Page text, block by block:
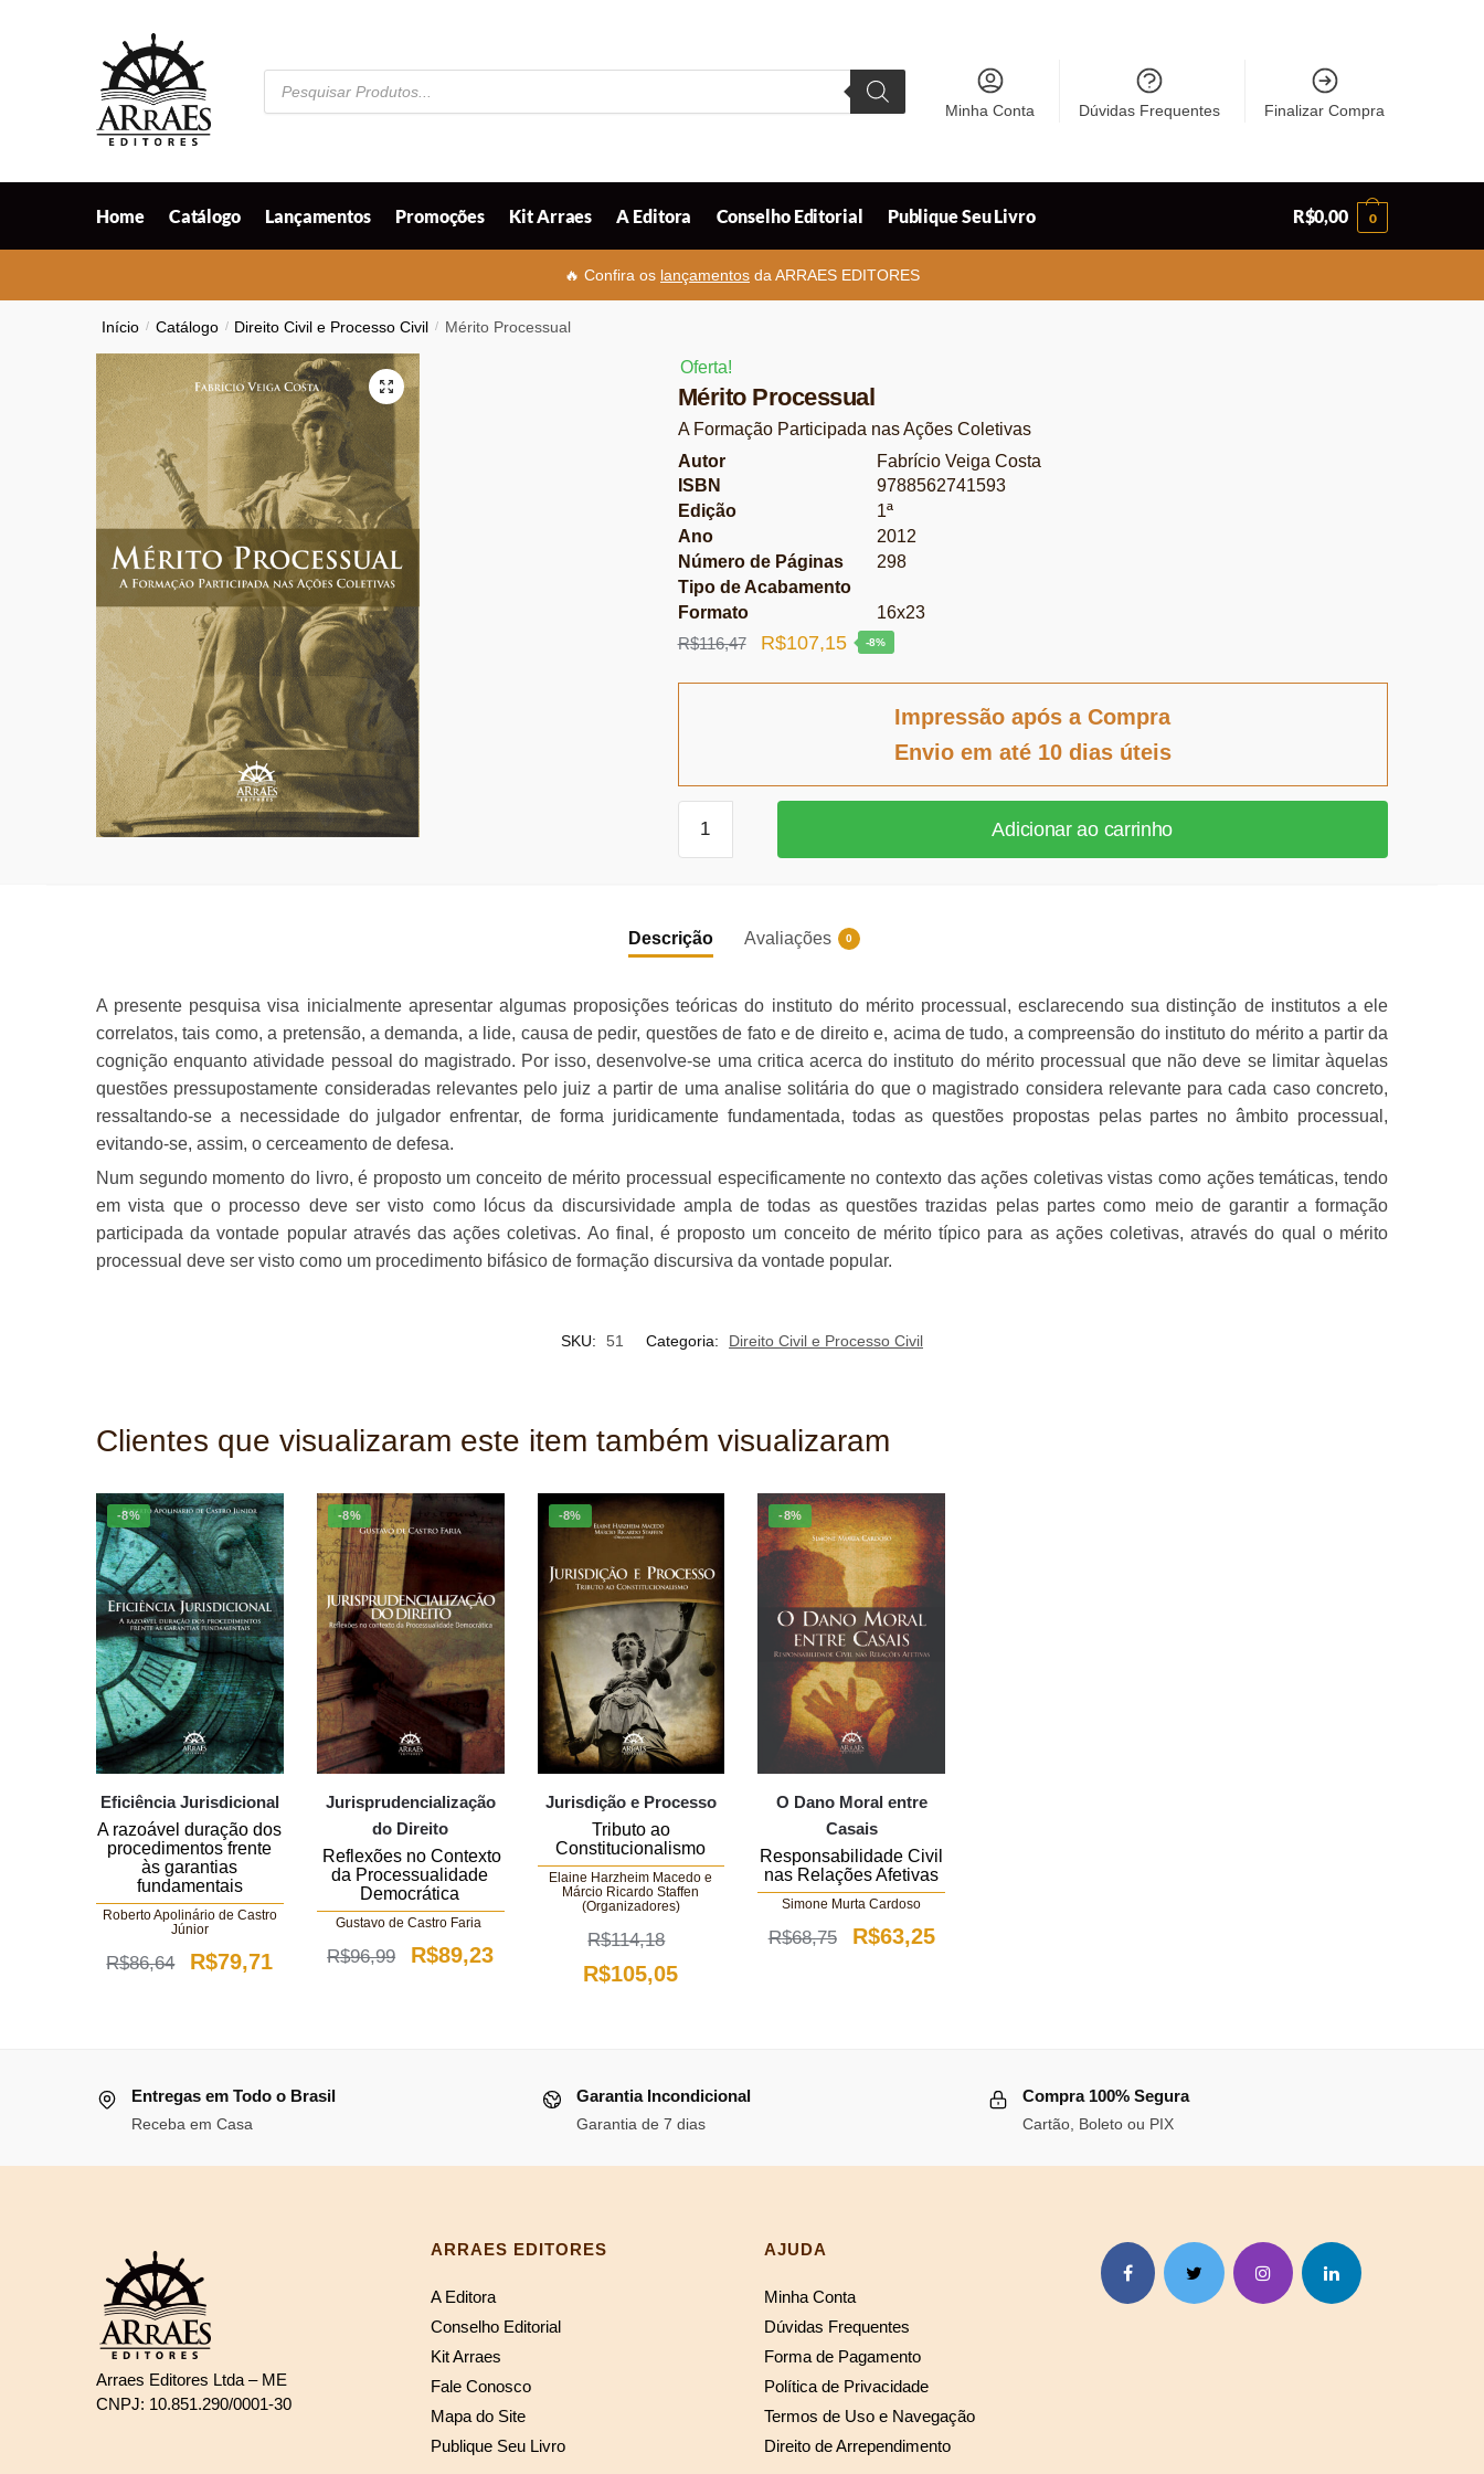
Pesquisar
produtos
Minha Conta Dúvidas Frequentes Finalizar Compra
Home Catálogo Lançamentos Promoções Kit Arraes A Editora Conselho Editorial Publique Seu Livro R$0,00 0
🔥 Confira os lançamentos da ARRAES EDITORES
Início / Catálogo / Direito Civil e Processo Civil / Mérito Processual
🔍
Oferta!
Mérito Processual
A Formação Participada nas Ações Coletivas
Autor
Fabrício Veiga Costa
ISBN
9788562741593
Edição
1ª
Ano
2012
Número de Páginas
298
Tipo de Acabamento
Formato
16x23
R$116,47
O
R$107,15O
-8%
Impressão após a Compra
Envio em até 10 dias úteis
Processual
Adicionar ao carrinho
Descrição Avaliações 0
A presente pesquisa visa inicialmente apresentar algumas proposições teóricas do instituto do mérito processual, esclarecendo sua distinção de institutos a ele
correlatos, tais como, a pretensão, a demanda, a lide, causa de pedir, questões de fato e de direito e, acima de tudo, a compreensão do instituto do mérito a partir da
cognição enquanto atividade pessoal do magistrado. Por isso, desenvolve-se uma critica acerca do instituto do mérito processual que não deve se limitar àquelas
questões pressupostamente consideradas relevantes pelo juiz a partir de uma analise solitária do que o magistrado considera relevante para cada caso concreto,
ressaltando-se a necessidade do julgador enfrentar, de forma juridicamente fundamentada, todas as questões propostas pelas partes no âmbito processual,
evitando-se, assim, o cerceamento de defesa.
Num segundo momento do livro, é proposto um conceito de mérito processual especificamente no contexto das ações coletivas vistas como ações temáticas, tendo
em vista que o processo deve ser visto como lócus da discursividade ampla de todas as questões trazidas pelas partes como meio de garantir a formação
participada da vontade popular através das ações coletivas. Ao final, é proposto um conceito de mérito típico para as ações coletivas, através do qual o mérito
processual deve ser visto como um procedimento bifásico de formação discursiva da vontade popular.
SKU: 51 Categoria: Direito Civil e Processo Civil
Clientes que visualizaram este item também visualizaram
-8%
Eficiência Jurisdicional
A razoável duração dos
procedimentos frente
às garantias
fundamentais
Roberto Apolinário de Castro
Júnior
R$86,64
O
R$86,64.
R$79,71
R$79,71.
-8%
Jurisprudencialização
do Direito
Reflexões no Contexto
da Processualidade
Democrática
Gustavo de Castro Faria
R$96,99
O
R$89,23O
R$89,23.
-8%
Jurisdição e Processo
Tributo ao
Constitucionalismo
Elaine Harzheim Macedo e
Márcio Ricardo Staffen
(Organizadores)
R$114,18
O
R$114,18.
R$105,05O
R$105,05.
-8%
O Dano Moral entre
Casais
Responsabilidade Civil
nas Relações Afetivas
Simone Murta Cardoso
R$68,75
O
R$63,25O
Entregas em Todo o Brasil
Receba em Casa
Garantia Incondicional
Garantia de 7 dias
Compra 100% Segura
Cartão, Boleto ou PIX
Arraes Editores Ltda – ME
CNPJ: 10.851.290/0001-30
ARRAES EDITORES
A Editora
Conselho Editorial
Kit Arraes
Fale Conosco
Mapa do Site
Publique Seu Livro
AJUDA
Minha Conta
Dúvidas Frequentes
Forma de Pagamento
Política de Privacidade
Termos de Uso e Navegação
Direito de Arrependimento